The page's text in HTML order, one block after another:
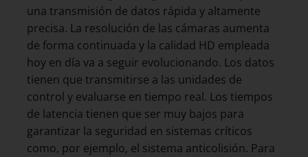
una transmisión de datos rápida y altamente
precisa. La resolución de las cámaras aumenta
de forma continuada y la calidad HD empleada
hoy en día va a seguir evolucionando. Los datos
tienen que transmitirse a las unidades de
control y evaluarse en tiempo real. Los tiempos
de latencia tienen que ser muy bajos para
garantizar la seguridad en sistemas críticos
como, por ejemplo, el sistema anticolisión. Para